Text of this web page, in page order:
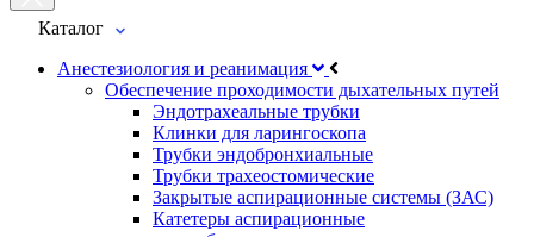
Каталог
Анестезиология и реанимация
Обеспечение проходимости дыхательных путей
Эндотрахеальные трубки
Клинки для ларингоскопа
Трубки эндобронхиальные
Трубки трахеостомические
Закрытые аспирационные системы (ЗАС)
Катетеры аспирационные